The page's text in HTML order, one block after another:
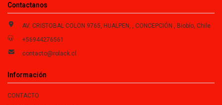
Contactanos
AV. CRISTOBAL COLON 9765, HUALPEN, , CONCEPCIÓN , Biobío, Chile
+56944276561
contacto@rolack.cl
Información
CONTACTO